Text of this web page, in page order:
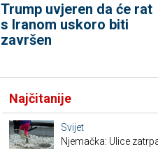
Trump uvjeren da će rat
s Iranom uskoro biti
završen
Najčitanije
Svijet
Njemačka: Ulice